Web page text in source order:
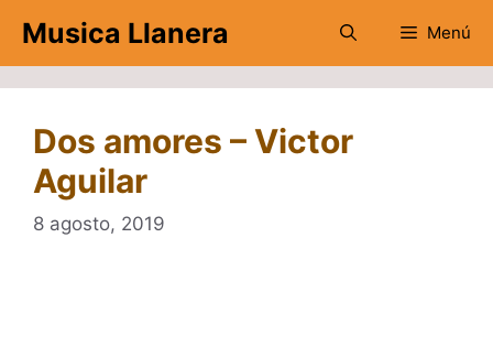
contenido
Musica Llanera Menú
Dos amores – Victor
Aguilar
8 agosto, 2019